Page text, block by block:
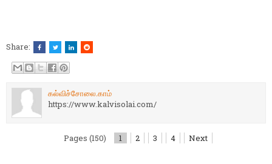
Share:
கல்விச்சோலை.காம்
https://www.kalvisolai.com/
Pages (150) 1 2 3 4 Next